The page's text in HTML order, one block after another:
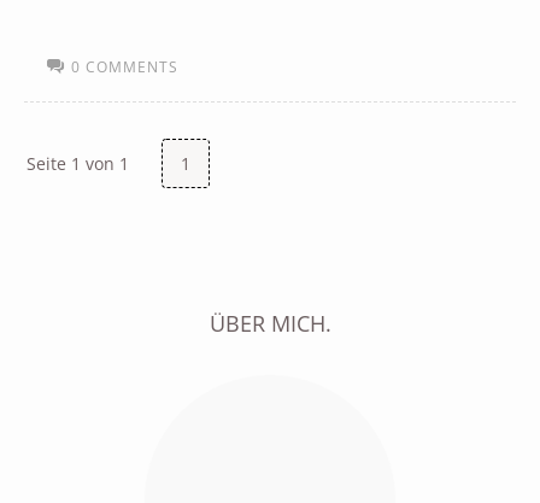
0 COMMENTS
Seite 1 von 1 1
ÜBER MICH.